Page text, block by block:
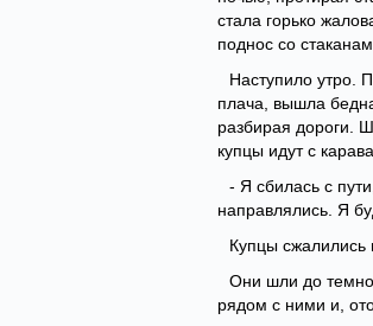
стала горько
поднос со
Наступило утро.
плача, вышла
разбирая дороги.
купцы идут с
- Я сбилась с
направлялись. Я
Купцы сжалились
Они шли до
рядом с ними и,